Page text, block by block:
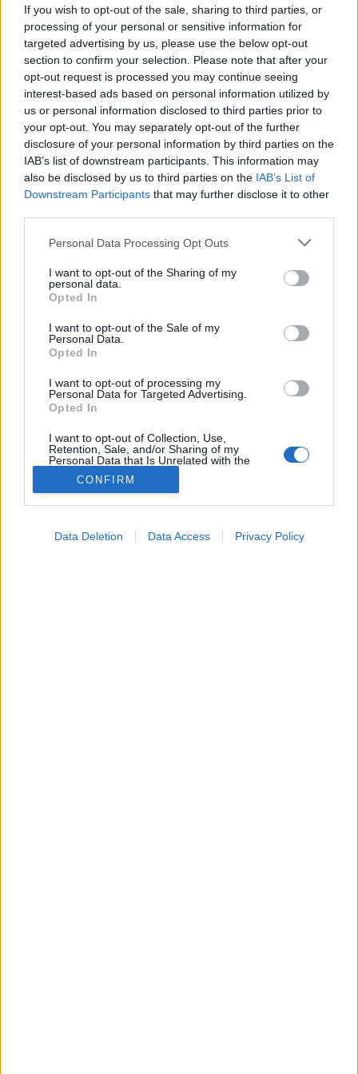
If you wish to opt-out of the sale, sharing to third parties, or
processing of your personal or sensitive information for
targeted advertising by us, please use the below opt-out
section to confirm your selection. Please note that after your
opt-out request is processed you may continue seeing
interest-based ads based on personal information utilized by
us or personal information disclosed to third parties prior to
your opt-out. You may separately opt-out of the further
disclosure of your personal information by third parties on the
IAB’s list of downstream participants. This information may
also be disclosed by us to third parties on the IAB’s List of
Downstream Participants that may further disclose it to other
Please note that this website/app uses one or more Google
not limited to your visit or usage behaviour. You may click to
grant or deny consent to Google and its third-party tags to
use your data for below specified purposes in below Google
consent section.
Personal Data Processing Opt Outs
I want to opt-out of the Sharing of my
personal data.
Opted In
I want to opt-out of the Sale of my
Personal Data.
Opted In
I want to opt-out of processing my
Personal Data for Targeted Advertising.
Opted In
I want to opt-out of Collection, Use,
Retention, Sale, and/or Sharing of my
Personal Data that Is Unrelated with the
Purposes for which it was collected.
Opted Out
CONFIRM
Data Deletion Data Access Privacy Policy
Betegségek
2021. április 26. 09:17